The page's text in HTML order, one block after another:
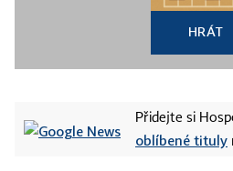
HRÁT
Přidejte si
oblíbené tituly